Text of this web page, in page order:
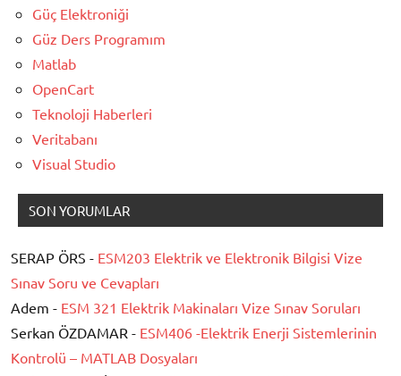
Güç Elektroniği
Güz Ders Programım
Matlab
OpenCart
Teknoloji Haberleri
Veritabanı
Visual Studio
SON YORUMLAR
SERAP ÖRS - ESM203 Elektrik ve Elektronik Bilgisi Vize
Sınav Soru ve Cevapları
Adem - ESM 321 Elektrik Makinaları Vize Sınav Soruları
Serkan ÖZDAMAR - ESM406 -Elektrik Enerji Sistemlerinin
Kontrolü – MATLAB Dosyaları